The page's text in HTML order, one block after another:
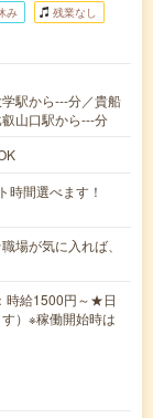
み 残業なし
駅から---分／貴船
山口駅から---分
間選べます！
が気に入れば、
時給1500円～★日
）※稼働開始時は